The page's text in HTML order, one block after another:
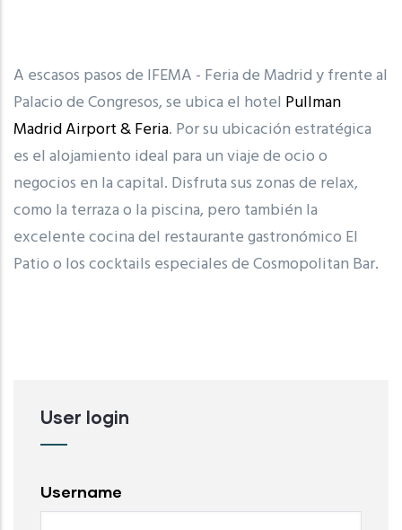
A escasos pasos de IFEMA - Feria de Madrid y frente al
Palacio de Congresos, se ubica el hotel Pullman
Madrid Airport & Feria. Por su ubicación estratégica
es el alojamiento ideal para un viaje de ocio o
negocios en la capital. Disfruta sus zonas de relax,
como la terraza o la piscina, pero también la
excelente cocina del restaurante gastronómico El
Patio o los cocktails especiales de Cosmopolitan Bar.
User login
Username